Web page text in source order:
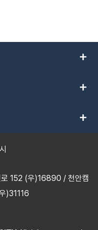
add
add
add
로 152 (우)16890 / 천안캠
)31116